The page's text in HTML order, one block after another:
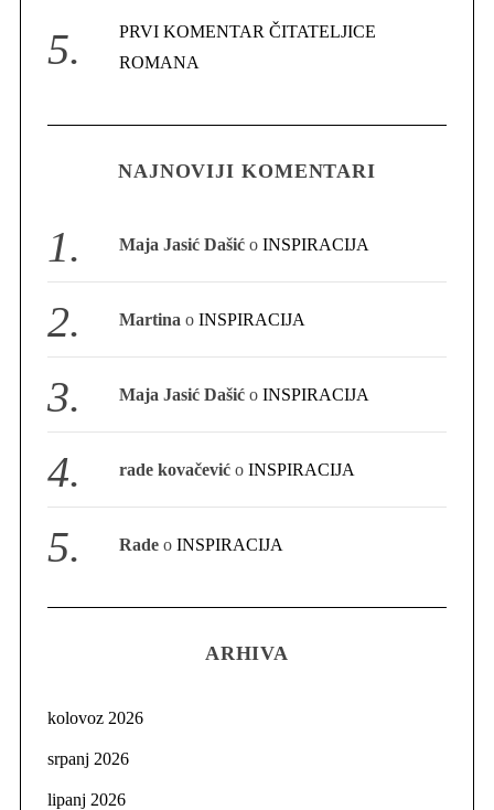
PRVI KOMENTAR ČITATELJICE
ROMANA
NAJNOVIJI KOMENTARI
Maja Jasić Dašić oINSPIRACIJA
Martina oINSPIRACIJA
Maja Jasić Dašić oINSPIRACIJA
rade kovačević oINSPIRACIJA
Rade oINSPIRACIJA
ARHIVA
kolovoz 2026
srpanj 2026
lipanj 2026
e
a
c
h
o
r